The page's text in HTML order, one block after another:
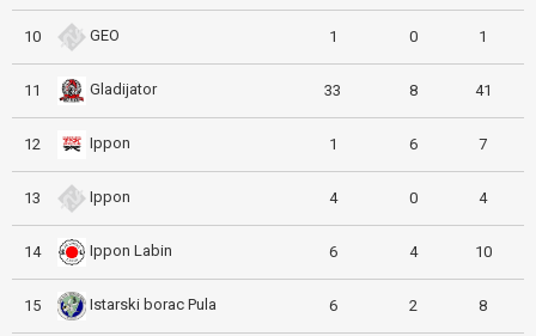
10 GEO 1 0 1
11 Gladijator 33 8 41
12 Ippon 1 6 7
13 Ippon 4 0 4
14 Ippon Labin 6 4 10
15 Istarski borac Pula 6 2 8